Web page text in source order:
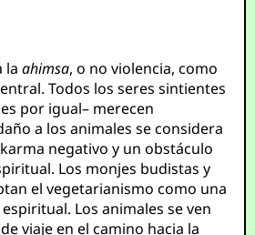
laahimsa, o no violencia, como
Todos los seres sintientes
por igual– merecen
a los animales se considera
negativo y un obstáculo
Los monjes budistas y
el vegetarianismo como una
Los animales se ven
viaje en el camino hacia la